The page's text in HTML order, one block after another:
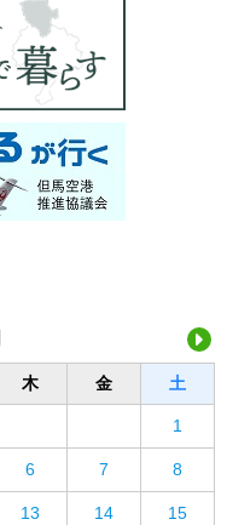
木 金 土
1
6 7 8
13 14 15